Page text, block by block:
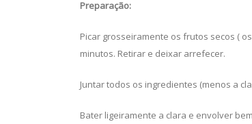
Preparação:
Picar grosseiramente os frutos secos (
minutos. Retirar e deixar arrefecer.
Juntar todos os ingredientes (menos a
Bater ligeiramente a clara e envolver